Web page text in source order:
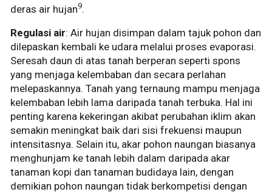
deras air hujan9.
Regulasi air: Air hujan disimpan dalam tajuk pohon dan
dilepaskan kembali ke udara melalui proses evaporasi.
Seresah daun di atas tanah berperan seperti spons
yang menjaga kelembaban dan secara perlahan
melepaskannya. Tanah yang ternaung mampu menjaga
kelembaban lebih lama daripada tanah terbuka. Hal ini
penting karena kekeringan akibat perubahan iklim akan
semakin meningkat baik dari sisi frekuensi maupun
intensitasnya. Selain itu, akar pohon naungan biasanya
menghunjam ke tanah lebih dalam daripada akar
tanaman kopi dan tanaman budidaya lain, dengan
demikian pohon naungan tidak berkompetisi dengan